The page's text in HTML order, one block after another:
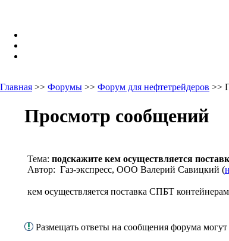
Главная >> Форумы >> Форум для нефтетрейдеров >>
Просмотр сообщений
Тема: подскажите кем осуществляется
Автор: Газ-экспресс, ООО Валерий Савицкий (
кем осуществляется поставка СПБТ
Размещать ответы на сообщения форума